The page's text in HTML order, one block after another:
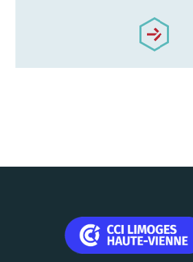
/notre-